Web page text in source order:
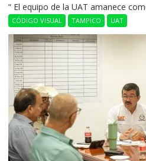
“ El equipo de la UAT amanece
CÓDIGO VISUAL TAMPICO UAT